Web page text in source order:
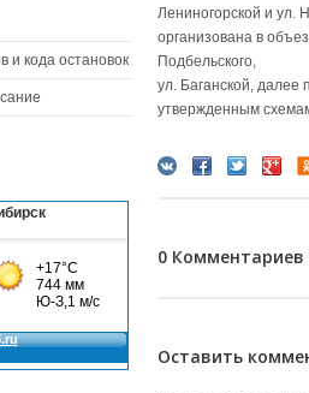
Лениногорской и ул.
организована в
Подбельского,
ул. Баганской,
утвержденным
0 Комментариев
Оставить
и кода остановок